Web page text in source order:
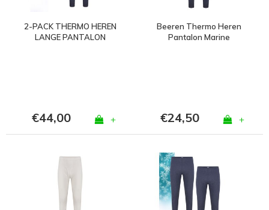
2-PACK THERMO HEREN
LANGE PANTALON
€44,00 +
Beeren Thermo Heren
Pantalon Marine
€24,50 +